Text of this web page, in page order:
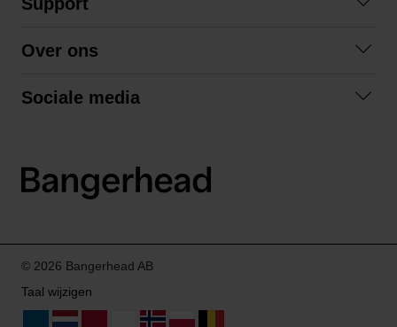
Algemene voorwaarden
Over ons
Sociale media
LinkedIn
© 2026 Bangerhead AB
Taal wijzigen